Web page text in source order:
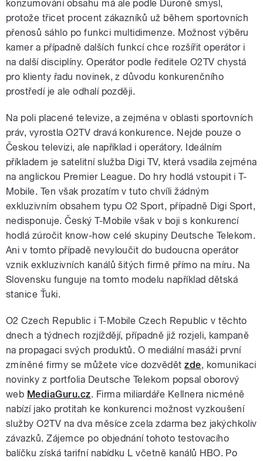
konzumování obsahu má ale podle Duroně smysl,
protože třicet procent zákazníků už během sportovních
přenosů sáhlo po funkci multidimenze. Možnost výběru
kamer a případně dalších funkcí chce rozšířit operátor i
na další disciplíny. Operátor podle ředitele O2TV chystá
pro klienty řadu novinek, z důvodu konkurenčního
prostředí je ale odhalí později.
Na poli placené televize, a zejména v oblasti sportovních
práv, vyrostla O2TV dravá konkurence. Nejde pouze o
Českou televizi, ale například i operátory. Ideálním
příkladem je satelitní služba Digi TV, která vsadila zejména
na anglickou Premier League. Do hry hodlá vstoupit i T-
Mobile. Ten však prozatím v tuto chvíli žádným
exkluzivním obsahem typu O2 Sport, případně Digi Sport,
nedisponuje. Český T-Mobile však v boji s konkurencí
hodlá zúročit know-how celé skupiny Deutsche Telekom.
Ani v tomto případě nevyloučit do budoucna operátor
vznik exkluzivních kanálů šitých firmě přímo na míru. Na
Slovensku funguje na tomto modelu například dětská
stanice Ťuki.
O2 Czech Republic i T-Mobile Czech Republic v těchto
dnech a týdnech rozjíždějí, případně již rozjeli, kampaně
na propagaci svých produktů. O mediální masáži první
zmíněné firmy se můžete více dozvědětzde, komunikaci
novinky z portfolia Deutsche Telekom popsal oborový
web MediaGuru.cz. Firma miliardáře Kellnera nicméně
nabízí jako protitah ke konkurenci možnost vyzkoušení
služby O2TV na dva měsíce zcela zdarma bez jakýchkoliv
závazků. Zájemce po objednání tohoto testovacího
balíčku získá tarifní nabídku L včetně kanálů HBO. Po